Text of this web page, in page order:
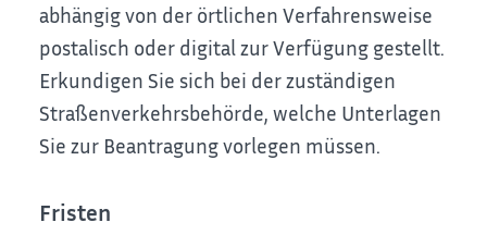
abhängig von der örtlichen Verfahrensweise
postalisch oder digital zur Verfügung gestellt.
Erkundigen Sie sich bei der zuständigen
Straßenverkehrsbehörde, welche Unterlagen
Sie zur Beantragung vorlegen müssen.
Fristen